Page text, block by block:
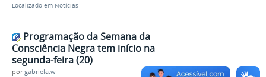
Localizado em Notícias
Programação da Semana da
Consciência Negra tem início na
segunda-feira (20)
porgabriela.w